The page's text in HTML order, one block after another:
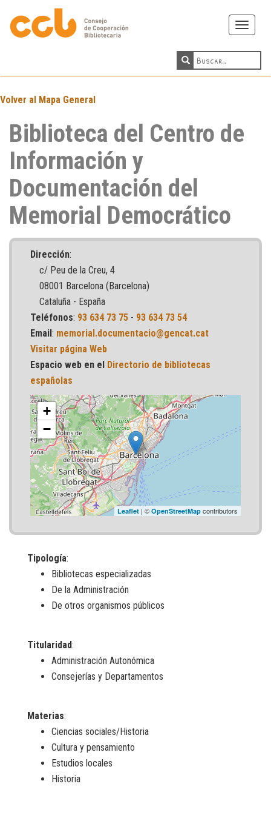
Toggle
Volver al Mapa General
Biblioteca del Centro de
Información y
Documentación del
Memorial Democrático
Dirección:
c/ Peu de la Creu, 4
08001 Barcelona (Barcelona)
Cataluña - España
Teléfonos: 93 634 73 75 - 93 634 73 54
Email: memorial.documentacio@gencat.cat
Visitar página Web
Espacio web en el Directorio de bibliotecas
españolas
+
−
Leaflet | © OpenStreetMap contributors
Tipología:
Bibliotecas especializadas
De la Administración
De otros organismos públicos
Titularidad:
Administración Autonómica
Consejerías y Departamentos
Materias:
Ciencias sociales/Historia
Cultura y pensamiento
Estudios locales
Historia